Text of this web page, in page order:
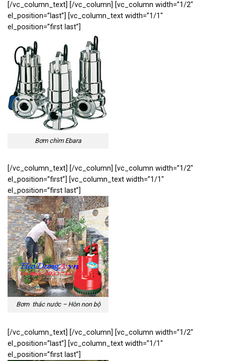
[/vc_column_text] [/vc_column] [vc_column width=”1/2″
el_position=”last”] [vc_column_text width=”1/1″
el_position=”first last”]
Bơm chìm Ebara
[/vc_column_text] [/vc_column] [vc_column width=”1/2″
el_position=”first”] [vc_column_text width=”1/1″
el_position=”first last”]
Bơm thác nước – Hòn non bộ
[/vc_column_text] [/vc_column] [vc_column width=”1/2″
el_position=”last”] [vc_column_text width=”1/1″
el_position=”first last”]